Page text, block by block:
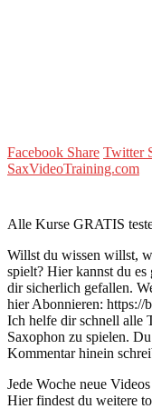
Facebook Share Twitter
SaxVideoTraining.com
Alle Kurse GRATIS
Willst du wissen willst,
spielt? Hier kannst du
dir sicherlich gefallen.
hier Abonnieren: https://
Ich helfe dir schnell alle
Saxophon zu spielen.
Kommentar hinein
Jede Woche neue
Hier findest du weitere